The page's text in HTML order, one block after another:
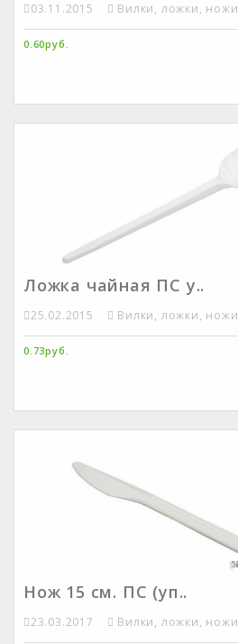
03.11.2015 Вилки, ложки, ножи
0.60руб.
Ложка чайная ПС у..
25.02.2015 Вилки, ложки, ножи
0.73руб.
Нож 15 см. ПС (уп..
23.03.2017 Вилки, ложки, ножи